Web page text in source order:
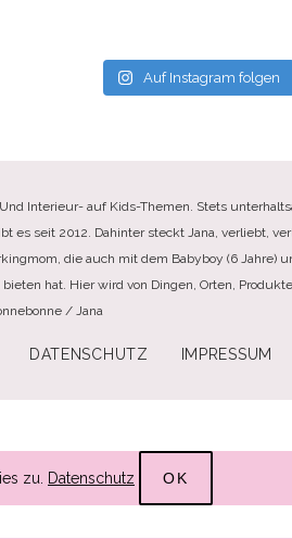
Auf Instagram folgen
Interieur- auf Kids-Themen. Stets
es seit 2012. Dahinter steckt Jana, verliebt,
die auch mit dem Babyboy (6 Jahre)
hat. Hier wird von Dingen, Orten,
/ Jana
DATENSCHUTZ IMPRESSUM
zu. Datenschutz OK